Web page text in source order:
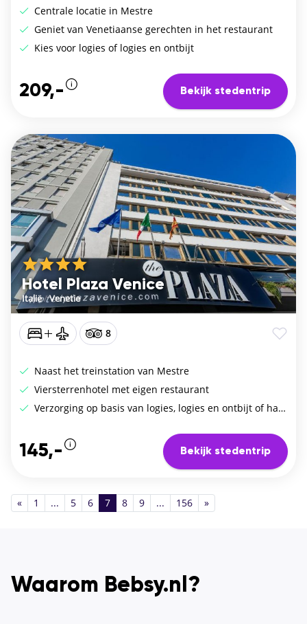
Centrale locatie in Mestre
Geniet van Venetiaanse gerechten in het restaurant
Kies voor logies of logies en ontbijt
209,- Bekijk stedentrip
Hotel Plaza Venice
Italië/Venetie
8
Naast het treinstation van Mestre
Viersterrenhotel met eigen restaurant
Verzorging op basis van logies, logies en ontbijt of halfpension
145,- Bekijk stedentrip
« 1 ... 5 6 7 8 9 ... 156 »
Waarom Bebsy.nl?